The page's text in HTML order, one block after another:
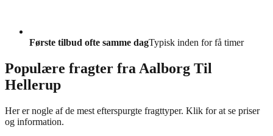
Første tilbud ofte samme dagTypisk inden for få timer
Populære fragter fra Aalborg Til
Hellerup
Her er nogle af de mest efterspurgte fragttyper. Klik for at se priser
og information.